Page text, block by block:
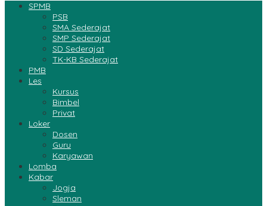
SPMB
PSB
SMA Sederajat
SMP Sederajat
SD Sederajat
TK-KB Sederajat
PMB
Les
Kursus
Bimbel
Privat
Loker
Dosen
Guru
Karyawan
Lomba
Kabar
Jogja
Sleman